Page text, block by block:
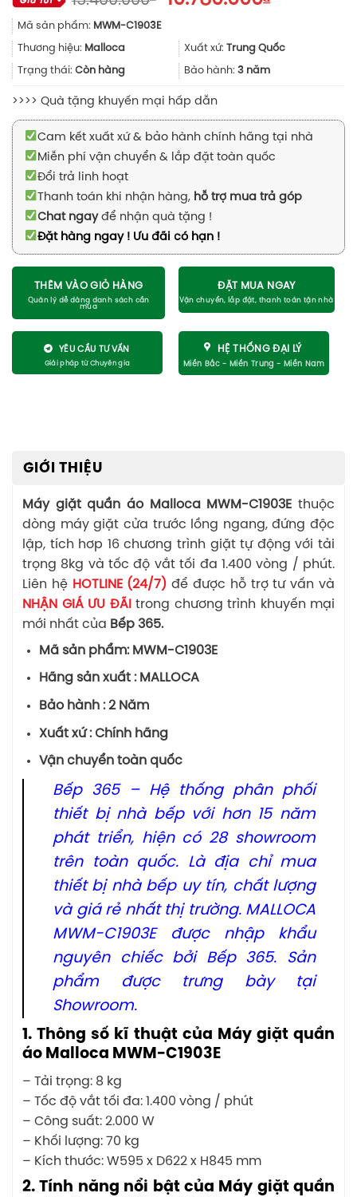
15.400.000₫.là:
Mã sản phẩm: MWM-C1903E
Thương hiệu: Malloca Xuất xứ: Trung Quốc
Trạng thái: Còn hàng Bảo hành: 3 năm
>>>> Quà tặng khuyến mại hấp dẫn
Cam kết xuất xứ & bảo hành chính hãng tại nhà
Miễn phí vận chuyển & lắp đặt toàn quốc
Đổi trả linh hoạt
Thanh toán khi nhận hàng, hỗ trợ mua trả góp
Chat ngayđể nhận quà tặng !
Đặt hàng ngay ! Ưu đãi có hạn !
THÊM VÀO GIỎ HÀNG ĐẶT MUA NGAY
YÊU CẦU TƯ VẤN HỆ THỐNG ĐẠI LÝ
GIỚI THIỆU
Máy giặt quần áo Malloca MWM-C1903E thuộc
dòng máy giặt cửa trước lồng ngang, đứng độc
lập, tích hơp 16 chương trình giặt tự động với tải
trọng 8kg và tốc độ vắt tối đa 1.400 vòng / phút.
Liên hệ HOTLINE (24/7) để được hỗ trợ tư vấn và
NHẬN GIÁ ƯU ĐÃI trong chương trình khuyến mại
mới nhất của Bếp 365.
Mã sản phẩm: MWM-C1903E
Hãng sản xuất : MALLOCA
Bảo hành : 2 Năm
Xuất xứ : Chính hãng
Vận chuyển toàn quốc
Bếp 365 – Hệ thống phân phối
thiết bị nhà bếp với hơn 15 năm
phát triển, hiện có 28 showroom
trên toàn quốc. Là địa chỉ mua
thiết bị nhà bếp uy tín, chất lượng
và giá rẻ nhất thị trường. MALLOCA
MWM-C1903E được nhập khẩu
nguyên chiếc bởi Bếp 365. Sản
phẩm được trưng bày tại
Showroom.
1. Thông số kĩ thuật của Máy giặt quần
áo Malloca MWM-C1903E
– Tải trọng: 8 kg
– Tốc độ vắt tối đa: 1.400 vòng / phút
– Công suất: 2.000 W
– Khối lượng: 70 kg
– Kích thước: W595 x D622 x H845 mm
2. Tính năng nổi bật của Máy giặt quần